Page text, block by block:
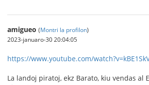
amigueo (Montri la profilon)
2023-januaro-30 20:04:05
https://www.youtube.com/
La landoj piratoj, ekz Barato, kiu vendas al